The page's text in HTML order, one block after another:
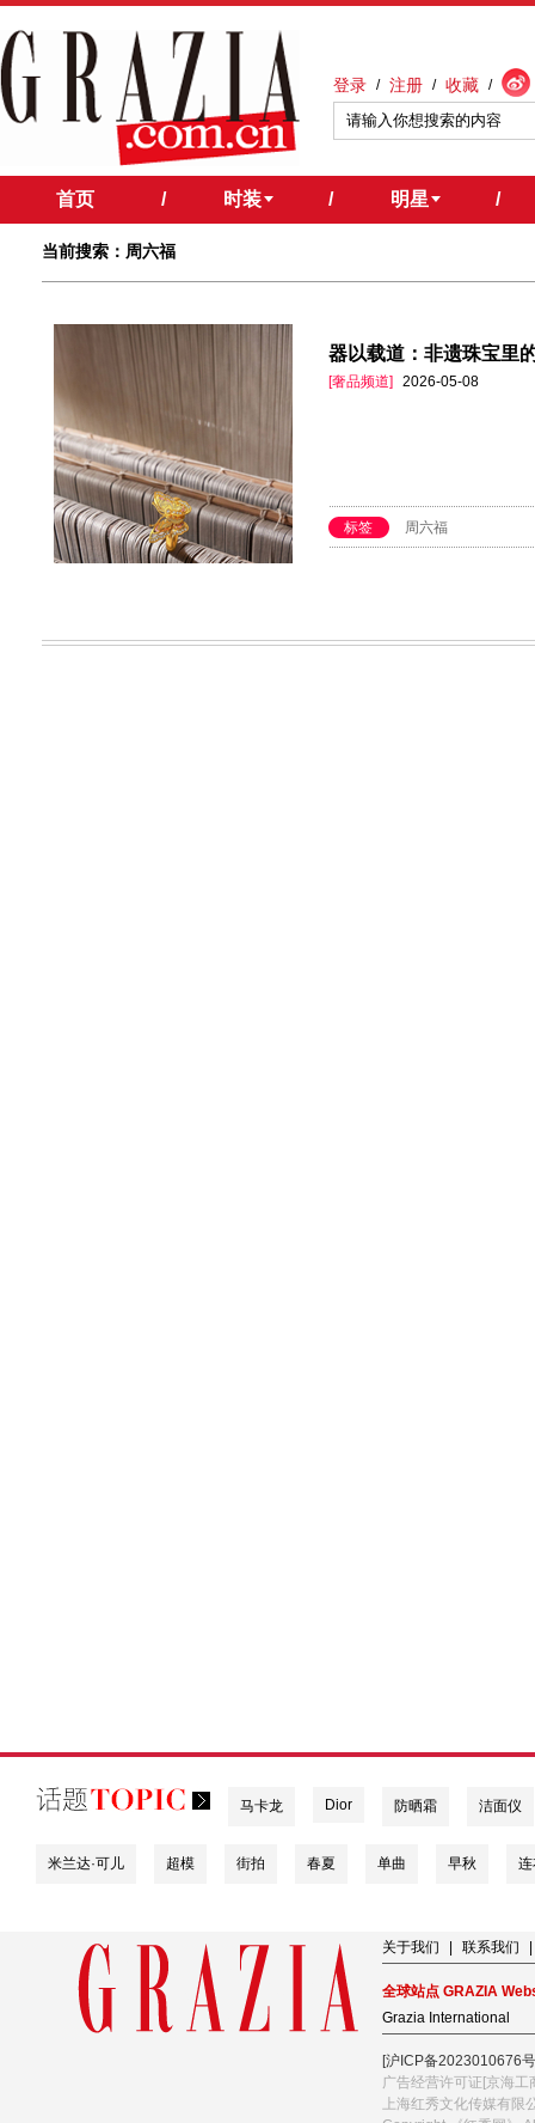
登录 / 注册 / 收藏 /
首页 / 时装 / 明星 /
当前搜索：周六福
器以载道：非遗珠宝里
[奢品频道] 2026-05-08
标签 周六福
马卡龙 Dior 防晒霜 洁面仪
米兰达·可儿 超模 街拍 春夏 单曲 早秋
关于我们 联系我们
全球站点 GRAZIA
Grazia International
[沪ICP备2023010676
广告经营许可证[京海
上海红秀文化传媒有限